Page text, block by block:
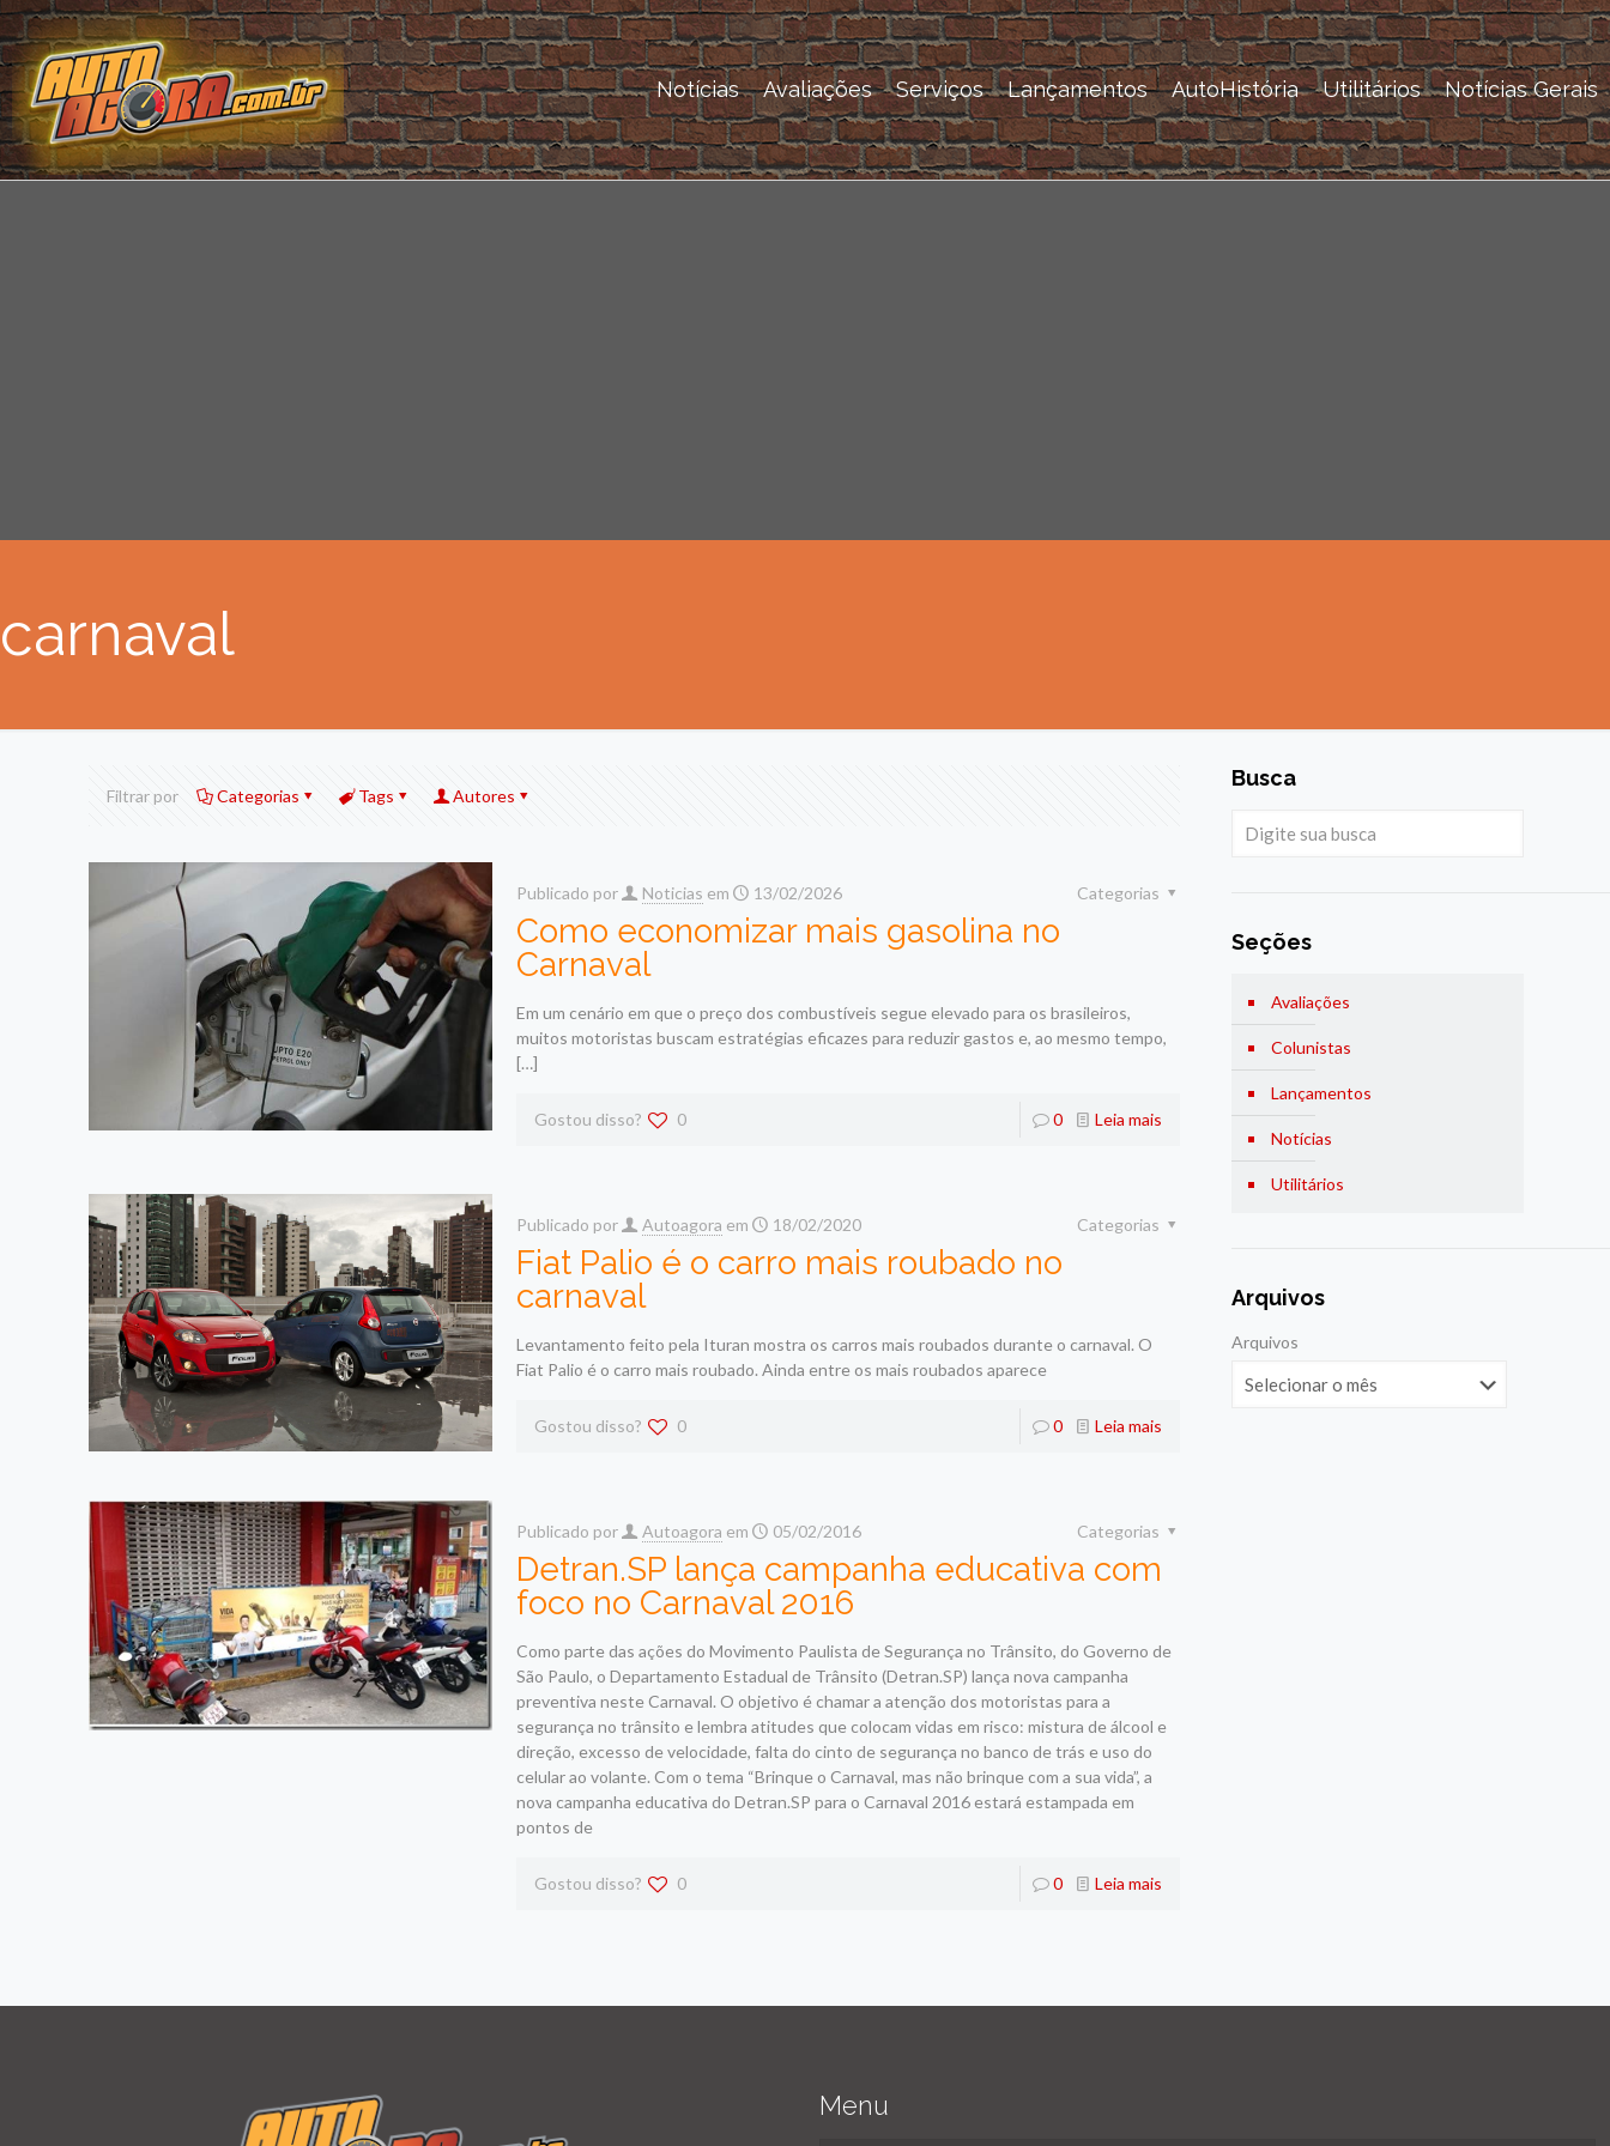
Notícias Avaliações Serviços Lançamentos AutoHistória Utilitários Notícias Gerais
carnaval
Filtrar por Categorias Tags Autores
Publicado por Noticias em 13/02/2026 Categorias
Como economizar mais gasolina no
Carnaval
Em um cenário em que o preço dos combustíveis segue elevado para os brasileiros,
muitos motoristas buscam estratégias eficazes para reduzir gastos e, ao mesmo tempo,
[…]
Gostou disso? 0 0 Leia mais
Publicado por Autoagora em 18/02/2020 Categorias
Fiat Palio é o carro mais roubado no
carnaval
Levantamento feito pela Ituran mostra os carros mais roubados durante o carnaval. O
Fiat Palio é o carro mais roubado. Ainda entre os mais roubados aparece
Gostou disso? 0 0 Leia mais
Publicado por Autoagora em 05/02/2016 Categorias
Detran.SP lança campanha educativa com
foco no Carnaval 2016
Como parte das ações do Movimento Paulista de Segurança no Trânsito, do Governo de
São Paulo, o Departamento Estadual de Trânsito (Detran.SP) lança nova campanha
preventiva neste Carnaval. O objetivo é chamar a atenção dos motoristas para a
segurança no trânsito e lembra atitudes que colocam vidas em risco: mistura de álcool e
direção, excesso de velocidade, falta do cinto de segurança no banco de trás e uso do
celular ao volante. Com o tema “Brinque o Carnaval, mas não brinque com a sua vida”, a
nova campanha educativa do Detran.SP para o Carnaval 2016 estará estampada em
pontos de
Gostou disso? 0 0 Leia mais
Busca
Seções
Avaliações
Colunistas
Lançamentos
Notícias
Utilitários
Arquivos
Arquivos
Menu